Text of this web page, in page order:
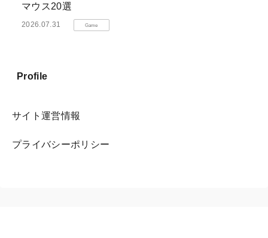
マウス20選
2026.07.31 Game
Profile
サイト運営情報
プライバシーポリシー